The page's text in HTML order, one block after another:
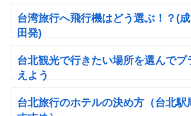
台湾旅行へ飛行機はどう選ぶ！？(
田発)
台北観光で行きたい場所を選んでプ
えよう
台北旅行のホテルの決め方（台北駅